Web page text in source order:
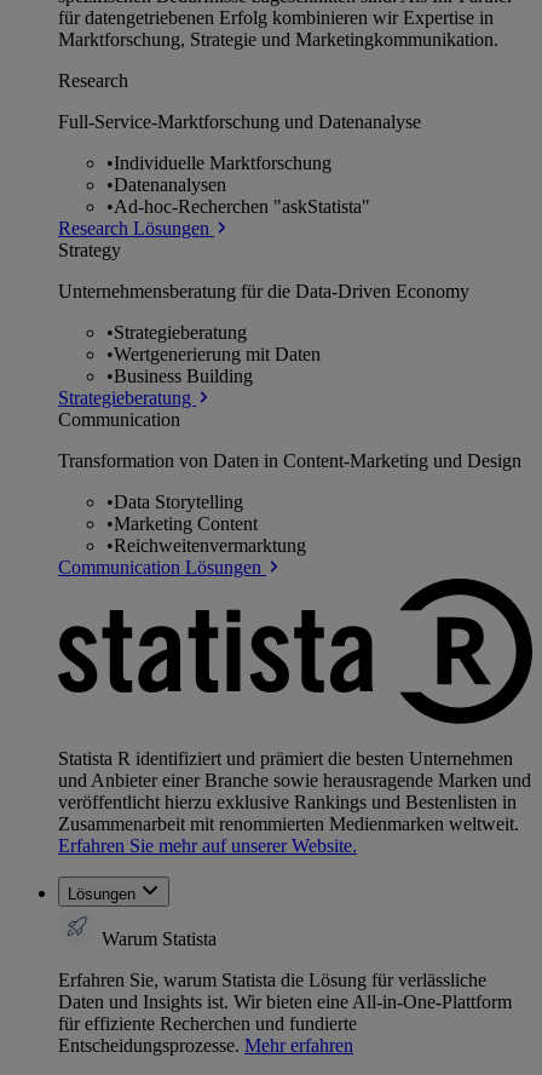
für datengetriebenen Erfolg kombinieren wir Expertise in
Marktforschung, Strategie und Marketingkommunikation.
Research
Full-Service-Marktforschung und Datenanalyse
•Individuelle Marktforschung
•Datenanalysen
•Ad-hoc-Recherchen "askStatista"
Research Lösungen
Strategy
Unternehmens­beratung für die Data-Driven Economy
•Strategieberatung
•Wertgenerierung mit Daten
•Business Building
Strategieberatung
Communication
Transformation von Daten in Content-Marketing und Design
•Data Storytelling
•Marketing Content
•Reichweitenvermarktung
Communication Lösungen
Statista R identifiziert und prämiert die besten Unternehmen
und Anbieter einer Branche sowie herausragende Marken und
veröffentlicht hierzu exklusive Rankings und Bestenlisten in
Zusammenarbeit mit renommierten Medienmarken weltweit.
Erfahren Sie mehr auf unserer Website.
Lösungen
Warum Statista
Erfahren Sie, warum Statista die Lösung für verlässliche
Daten und Insights ist. Wir bieten eine All-in-One-Plattform
für effiziente Recherchen und fundierte
Entscheidungsprozesse. Mehr erfahren